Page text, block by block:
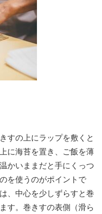
すの上にラップを敷くと
に海苔を置き、ご飯を薄
かいままだと手にくっつ
を使うのがポイントで
、中心を少しずらすと巻
す。巻きすの表側（滑ら